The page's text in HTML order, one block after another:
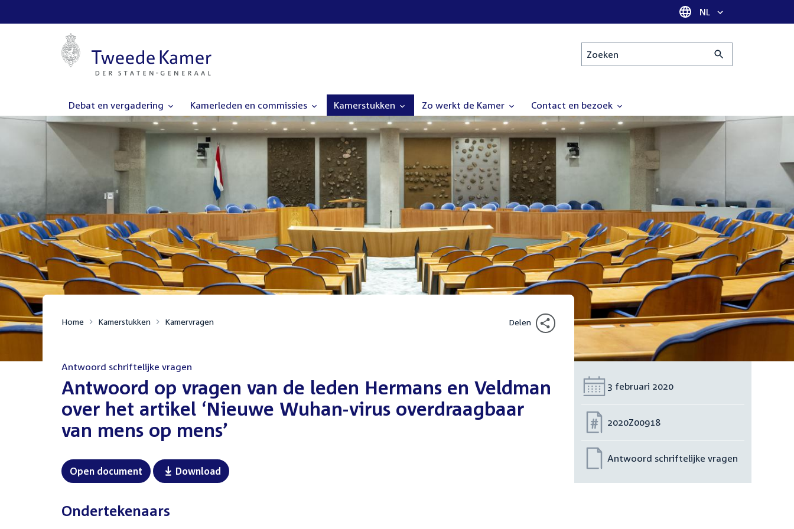
Taal selectie
NL
Zoeken
Debat en vergadering Kamerleden en commissies Kamerstukken Zo werkt de Kamer Contact en bezoek
Home Kamerstukken Kamervragen Delen
Antwoord schriftelijke vragen
Antwoord op vragen van de leden Hermans en Veldman
over het artikel ‘Nieuwe Wuhan-virus overdraagbaar
van mens op mens’
Open document Download
Ondertekenaars
Datum:
3 februari 2020
Nummer:
2020Z00918
Antwoord schriftelijke vragen